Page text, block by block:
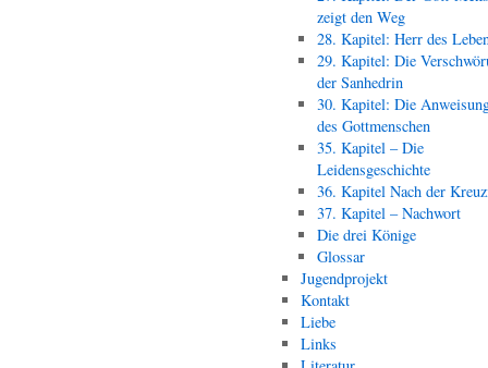
zeigt den Weg
28. Kapitel: Herr des
29. Kapitel: Die
der Sanhedrin
30. Kapitel: Die
des Gottmenschen
35. Kapitel – Die
Leidensgeschichte
36. Kapitel Nach der
37. Kapitel – Nachwort
Die drei Könige
Glossar
Jugendprojekt
Kontakt
Liebe
Links